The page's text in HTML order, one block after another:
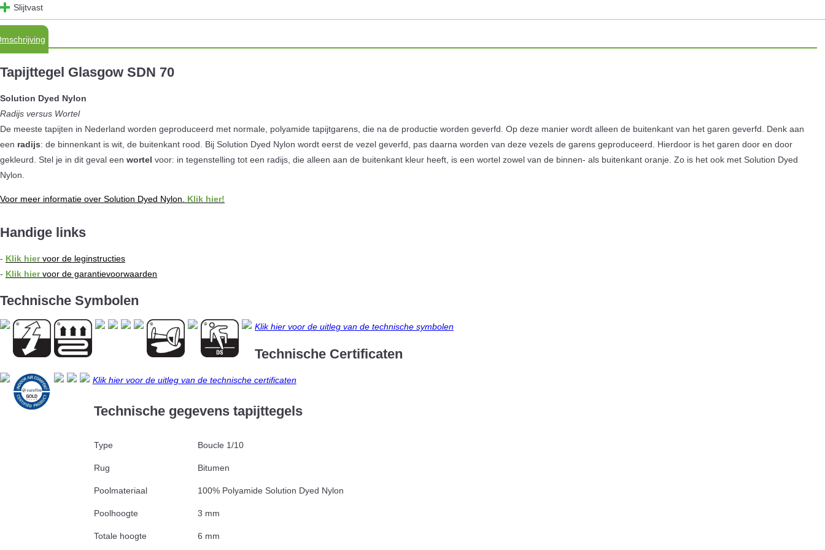
Slijtvast
Tapijttegel Glasgow SDN 70
Solution Dyed Nylon
Radijs versus Wortel
De meeste tapijten in Nederland worden geproduceerd met normale, polyamide tapijtgarens, die na de productie worden geverfd. Op deze manier wordt alleen de buitenkant van het garen geverfd. Denk aan
een radijs: de binnenkant is wit, de buitenkant rood. Bij Solution Dyed Nylon wordt eerst de vezel geverfd, pas daarna worden van deze vezels de garens geproduceerd. Hierdoor is het garen door en door
gekleurd. Stel je in dit geval een wortel voor: in tegenstelling tot een radijs, die alleen aan de buitenkant kleur heeft, is een wortel zowel van de binnen- als buitenkant oranje. Zo is het ook met Solution Dyed
Nylon.
Voor meer informatie over Solution Dyed Nylon. Klik hier!
Handige links
- Klik hiervoor de leginstructies
- Klik hiervoor de garantievoorwaarden
Technische Symbolen
Klik hier voor de uitleg van de technische symbolen
Technische Certificaten
Klik hier voor de uitleg van de technische certificaten
Technische gegevens tapijttegels
Type Boucle 1/10
Rug Bitumen
Poolmateriaal 100% Polyamide Solution Dyed Nylon
Poolhoogte 3 mm
Totale hoogte 6 mm